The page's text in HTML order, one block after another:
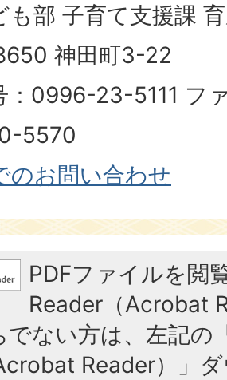
も部 子育て支援課
神田町3-22
：0996-23-5111 フ
5570
のお問い合わせ
PDFファイルを閲
Reader（Acrobat
でない方は、左記の
Reader）」